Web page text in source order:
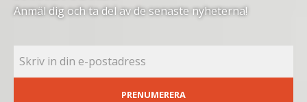
Anmäl dig och ta del av de senaste nyheterna!
PRENUMERERA